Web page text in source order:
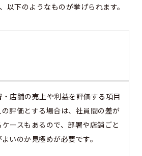
以下のようなものが挙げられます。
店舗の売上や利益を評価する項目
の評価とする場合は、社員間の差が
ースもあるので、部署や店舗ごと
いのか見極めが必要です。